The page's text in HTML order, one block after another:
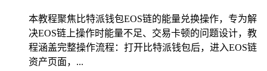
本教程聚焦比特派钱包EOS链的能量兑换操作，专为解
决EOS链上操作时能量不足、交易卡顿的问题设计，教
程涵盖完整操作流程：打开比特派钱包后，进入EOS链
资产页面，...